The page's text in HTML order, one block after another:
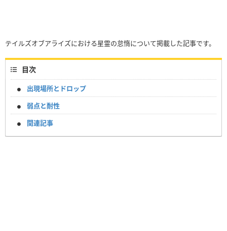
テイルズオブアライズにおける星霊の怠惰について掲載した記事です。
目次
出現場所とドロップ
弱点と耐性
関連記事